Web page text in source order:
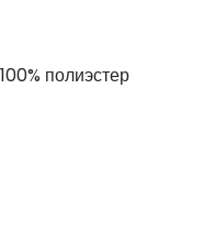
полиэстер